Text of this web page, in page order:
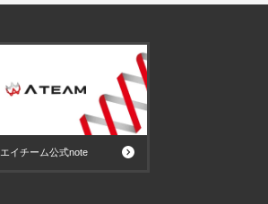
エイチーム公式note